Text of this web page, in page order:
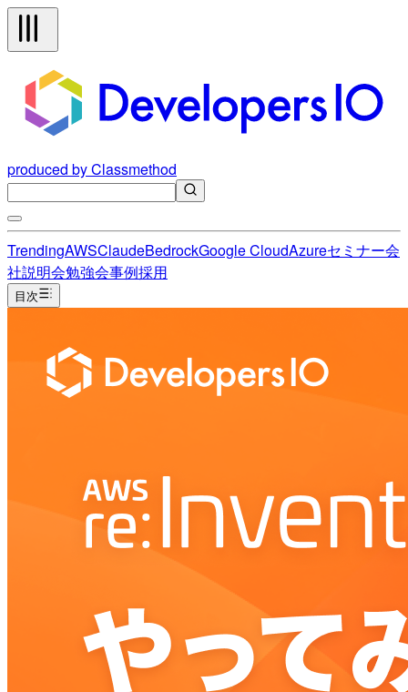
produced by Classmethod
TrendingAWSClaudeBedrockGoogle CloudAzureセミナー会
社説明会勉強会事例採用
目次